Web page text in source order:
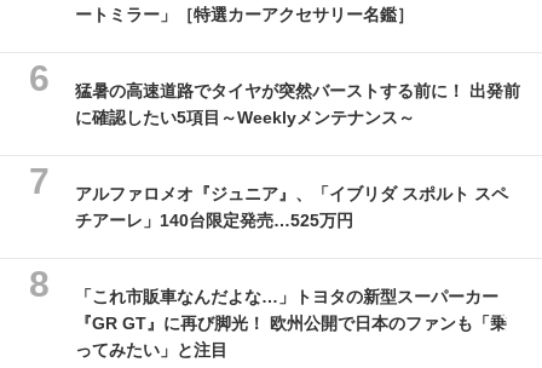
ートミラー」［特選カーアクセサリー名鑑］
猛暑の高速道路でタイヤが突然バーストする前に！ 出発前
に確認したい5項目～Weeklyメンテナンス～
アルファロメオ『ジュニア』、「イブリダ スポルト スペ
チアーレ」140台限定発売…525万円
「これ市販車なんだよな…」トヨタの新型スーパーカー
『GR GT』に再び脚光！ 欧州公開で日本のファンも「乗
ってみたい」と注目